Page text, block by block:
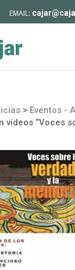
> Eventos -
videos “Voces